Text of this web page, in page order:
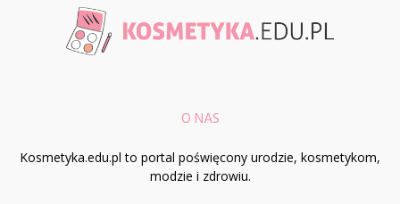
O NAS
Kosmetyka.edu.pl to portal poświęcony urodzie, kosmetykom,
modzie i zdrowiu.